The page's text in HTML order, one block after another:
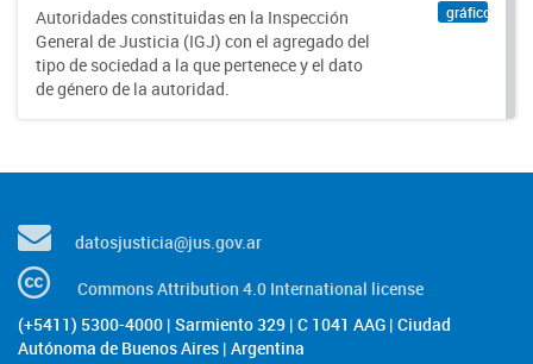
Autoridades constituidas en la Inspección
General de Justicia (IGJ) con el agregado del
tipo de sociedad a la que pertenece y el dato
de género de la autoridad.
gráfico
datosjusticia@jus.gov.ar
Commons Attribution 4.0 International license
(+5411) 5300-4000 | Sarmiento 329 | C 1041 AAG | Ciudad
Autónoma de Buenos Aires | Argentina